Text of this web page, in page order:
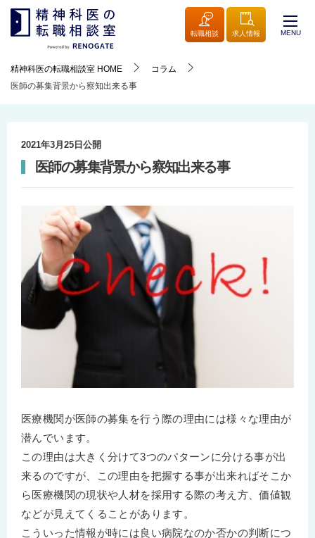
転職相談 求人情報 MENU
精神科医の転職相談室 HOME
コラム
医師の募集背景から察知出来る事
2021年3月25日 公開
医師の募集背景から察知出来る事
医療機関が医師の募集を行う際の理由には様々な理由が
潜んでいます。
この理由は大きく分けて3つのパターンに分ける事が出
来るのですが、この理由を把握する事が出来ればそこか
ら医療機関の現状や人材を採用する際の考え方、価値観
などが見えてくることがあります。
こういった情報が時には良い病院なのか否かの判断につ